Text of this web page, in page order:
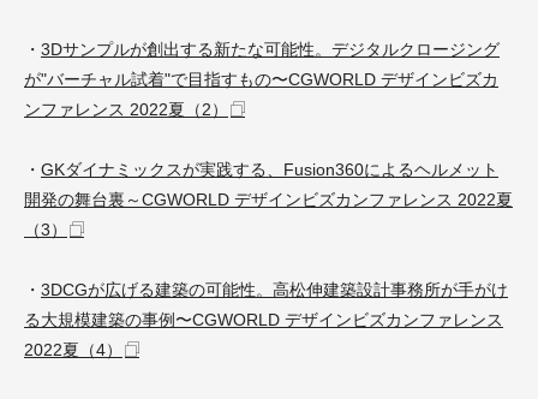
・ 3Dサンプルが創出する新たな可能性。デジタルクロージング
が"バーチャル試着"で目指すもの〜CGWORLD デザインビズカ
ンファレンス 2022夏（2）
・ GKダイナミックスが実践する、Fusion360によるヘルメット
開発の舞台裏～CGWORLD デザインビズカンファレンス 2022夏
（3）
・ 3DCGが広げる建築の可能性。高松伸建築設計事務所が手がけ
る大規模建築の事例〜CGWORLD デザインビズカンファレンス
2022夏（4）